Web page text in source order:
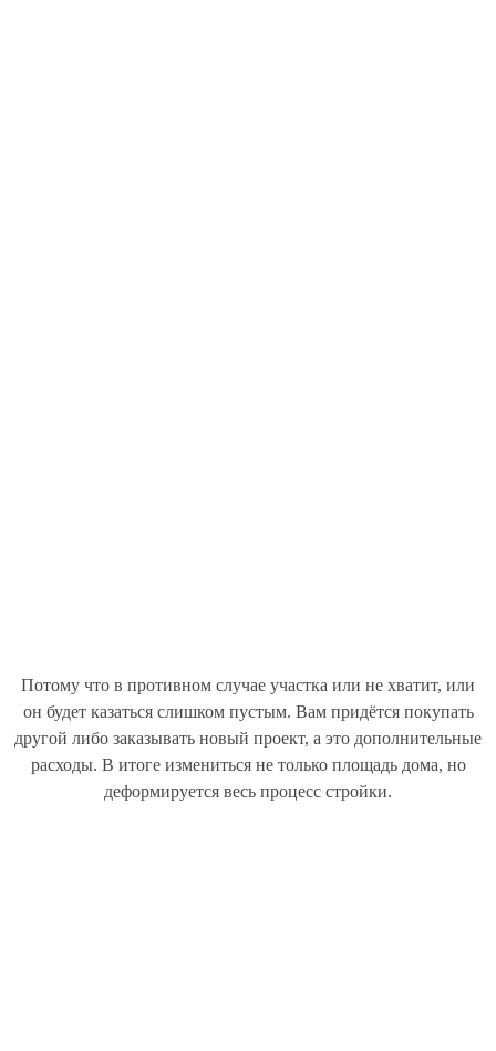
Потому что в противном случае участка или не хватит, или
он будет казаться слишком пустым. Вам придётся покупать
другой либо заказывать новый проект, а это дополнительные
расходы. В итоге измениться не только площадь дома, но
деформируется весь процесс стройки.